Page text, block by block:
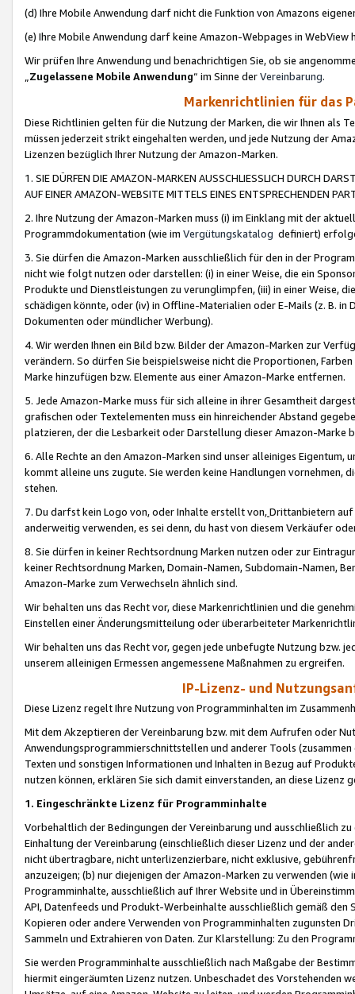
(d) Ihre Mobile Anwendung darf nicht die Funktion von Amazons
(e) Ihre Mobile Anwendung darf keine Amazon-Webpages in WebView
Wir prüfen Ihre Anwendung und benachrichtigen Sie, ob sie
„Zugelassene Mobile Anwendung“ im Sinne derVereinbarung.
Markenrichtlinien für das
Diese Richtlinien gelten für die Nutzung der Marken, die wir Ihnen als
müssen jederzeit strikt eingehalten werden, und jede Nutzung der
Lizenzen bezüglich Ihrer Nutzung der Amazon-Marken.
1. SIE DÜRFEN DIE AMAZON-MARKEN AUSSCHLIESSLICH DURCH
AUF EINER AMAZON-WEBSITE MITTELS EINES ENTSPRECHENDEN
2. Ihre Nutzung der Amazon-Marken muss (i) im Einklang mit der
Programmdokumentation (wie im Vergütungskatalog definiert)
3. Sie dürfen die Amazon-Marken ausschließlich für den in der
nicht wie folgt nutzen oder darstellen: (i) in einer Weise, die ein
Produkte und Dienstleistungen zu verunglimpfen, (iii) in einer Weise,
schädigen könnte, oder (iv) in Offline-Materialien oder E-Mails (z. B. in
Dokumenten oder mündlicher Werbung).
4. Wir werden Ihnen ein Bild bzw. Bilder der Amazon-Marken zur
verändern. So dürfen Sie beispielsweise nicht die Proportionen,
Marke hinzufügen bzw. Elemente aus einer Amazon-Marke entfernen.
5. Jede Amazon-Marke muss für sich alleine in ihrer Gesamtheit
grafischen oder Textelementen muss ein hinreichender Abstand
platzieren, der die Lesbarkeit oder Darstellung dieser Amazon-Marke
6. Alle Rechte an den Amazon-Marken sind unser alleiniges
kommt alleine uns zugute. Sie werden keine Handlungen vornehmen,
stehen.
7. Du darfst kein Logo von, oder Inhalte erstellt von,Drittanbietern auf
anderweitig verwenden, es sei denn, du hast von diesem Verkäufer
8. Sie dürfen in keiner Rechtsordnung Marken nutzen oder zur
keiner Rechtsordnung Marken, Domain-Namen, Subdomain-Namen,
Amazon-Marke zum Verwechseln ähnlich sind.
Wir behalten uns das Recht vor, diese Markenrichtlinien und die
Einstellen einer Änderungsmitteilung oder überarbeiteter
Wir behalten uns das Recht vor, gegen jede unbefugte Nutzung bzw.
unserem alleinigen Ermessen angemessene Maßnahmen zu ergreifen.
IP-Lizenz- und
Diese Lizenz regelt Ihre Nutzung von Programminhalten im
Mit dem Akzeptieren der Vereinbarung bzw. mit dem Aufrufen oder
Anwendungsprogrammierschnittstellen und anderer Tools (zusammen
Texten und sonstigen Informationen und Inhalten in Bezug auf
nutzen können, erklären Sie sich damit einverstanden, an diese Lizenz
1. Eingeschränkte Lizenz für Programminhalte
Vorbehaltlich der Bedingungen der Vereinbarung und ausschließlich
Einhaltung der Vereinbarung (einschließlich dieser Lizenz und der
nicht übertragbare, nicht unterlizenzierbare, nicht exklusive,
anzuzeigen; (b) nur diejenigen der Amazon-Marken zu verwenden
Programminhalte, ausschließlich auf Ihrer Website und in
API, Datenfeeds und Produkt-Werbeinhalte ausschließlich gemäß
Kopieren oder andere Verwenden von Programminhalten zugunsten
Sammeln und Extrahieren von Daten. Zur Klarstellung: Zu den
Sie werden Programminhalte ausschließlich nach Maßgabe der
hiermit eingeräumten Lizenz nutzen. Unbeschadet des Vorstehenden